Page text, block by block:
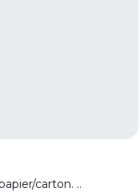
carton. ..